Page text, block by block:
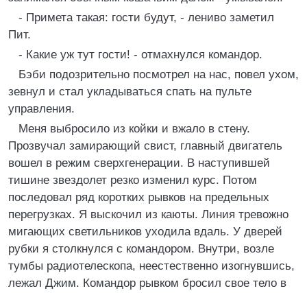
- Примета такая: гости будут, - лениво заметил
Пит.
- Какие уж тут гости! - отмахнулся командор.
Бэби подозрительно посмотрел на нас, повел ухом,
зевнул и стал укладываться спать на пульте
управления.
Меня выбросило из койки и вжало в стену.
Прозвучал замирающий свист, главный двигатель
вошел в режим сверхгенерации. В наступившей
тишине звездолет резко изменил курс. Потом
последовал ряд коротких рывков на предельных
перегрузках. Я выскочил из каюты. Линия тревожно
мигающих светильников уходила вдаль. У дверей
рубки я столкнулся с командором. Внутри, возле
тумбы радиотелескопа, неестественно изогнувшись,
лежал Джим. Командор рывком бросил свое тело в